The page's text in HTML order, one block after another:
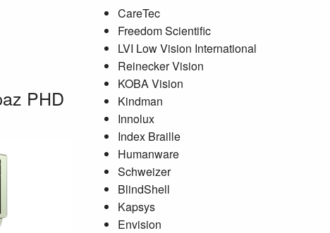
PHD
CareTec
Freedom Scientific
LVI Low Vision International
Reinecker Vision
KOBA Vision
Kindman
Innolux
Index Braille
Humanware
Schweizer
BlindShell
Kapsys
Envision